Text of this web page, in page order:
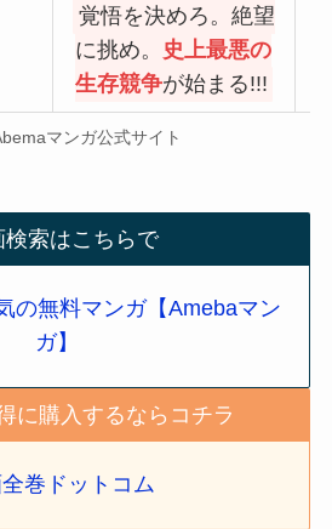
覚悟を決めろ。絶望
に挑め。 史上最悪の
生存競争が始まる!!!
マンガ公式サイト
検索はこちらで
の無料マンガ【Amebaマン
ガ】
に購入するならコチラ
巻ドットコム